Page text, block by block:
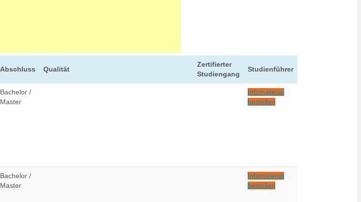
Abschluss Qualität
Zertifierter
Studiengang
Studienführer
Bachelor /
Master
Infomaterial
bestellen
Bachelor /
Master
Infomaterial
bestellen